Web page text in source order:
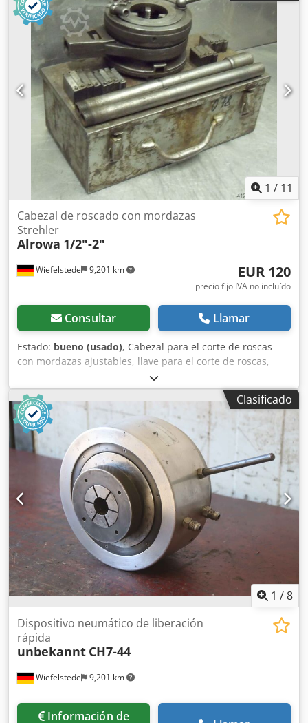
1 / 11
Wiefelstede 9,201 km
Cabezal de roscado con mordazas
Strehler
Alrowa 1/2"-2"
EUR 120
precio fijo IVA no incluído
Consultar Llamar
Estado: bueno (usado), Cabezal para el corte de roscas
con mordazas ajustables, llave para el corte de roscas,
máquina para el corte de roscas, herramienta para el corte
de roscas en tubos. -Mordazas de repuesto: 4 -Roscas en
pulgadas: 1/2"-2" Cedpfxob A Rdis Ak Asrf -Caja de
transporte -Peso: 16 kg
Clasificado
1 /8
Wiefelstede 9,201 km
Dispositivo neumático de liberación
rápida
unbekannt CH7-44
Información de